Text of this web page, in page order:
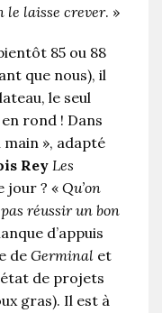
le laisse crever. »
85 ou 88
que nous), il
le seul
rond ! Dans
», adapté
Rey Les
jour ? « Qu’on
réussir un bon
d’appuis
deGerminal et
de projets
gras). Il est à